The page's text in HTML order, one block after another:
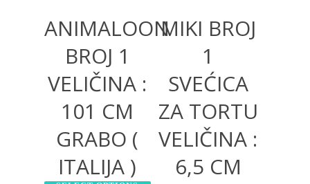
ANIMALOON
BROJ 1
VELIČINA :
101 CM
GRABO (
ITALIJA )
MIKI BROJ
1
SVEĆICA
ZA TORTU
VELIČINA :
6,5 CM